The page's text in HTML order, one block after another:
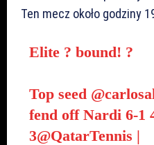
Ten mecz około godziny
Elite ? bound! ?
Top seed
fend off Nardi 6-1
3@QatarTennis |